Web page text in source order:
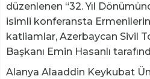
düzenlenen “32. Yıl
isimli konferansta Ermenilerin
katliamlar, Azerbaycan Sivil
Başkanı Emin Hasanlı
Alanya Alaaddin Keykubat